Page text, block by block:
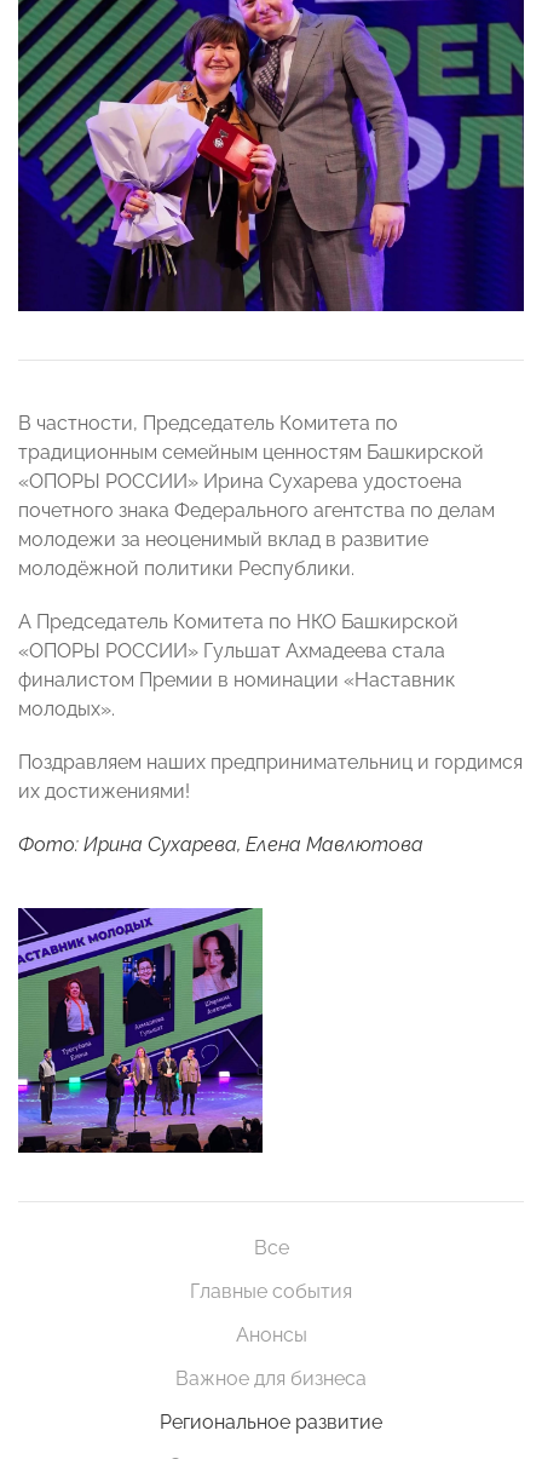
В частности, Председатель Комитета по
традиционным семейным ценностям Башкирской
«ОПОРЫ РОССИИ» Ирина Сухарева удостоена
почетного знака Федерального агентства по делам
молодежи за неоценимый вклад в развитие
молодёжной политики Республики.
А Председатель Комитета по НКО Башкирской
«ОПОРЫ РОССИИ» Гульшат Ахмадеева стала
финалистом Премии в номинации «Наставник
молодых».
Поздравляем наших предпринимательниц и гордимся
их достижениями!
Фото: Ирина Сухарева, Елена Мавлютова
Все
Главные события
Анонсы
Важное для бизнеса
Региональное развитие